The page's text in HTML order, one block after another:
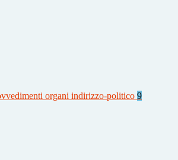
organi indirizzo-politico 9